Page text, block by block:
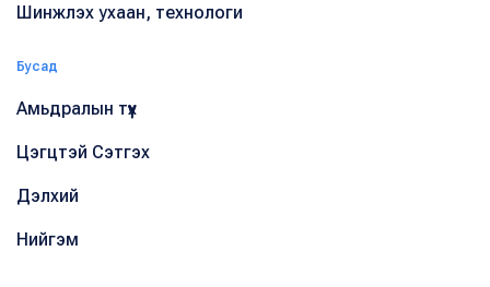
Шинжлэх ухаан, технологи
Бусад
Амьдралын түүх
Цэгцтэй Сэтгэх
Дэлхий
Нийгэм